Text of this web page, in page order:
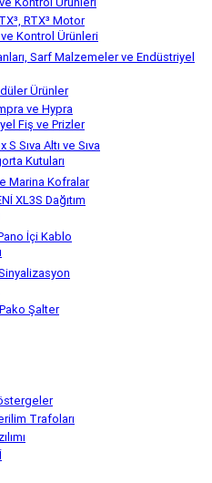
RTX³ Motor
Kontrol Ürünleri
Sarf Malzemeler ve Endüstriyel
Ürünler
ve Hypra
Fiş ve Prizler
S Sıva Altı ve Sıva
Kutuları
Marina Kofralar
XL3S Dağıtım
İçi Kablo
Şalter
Trafoları